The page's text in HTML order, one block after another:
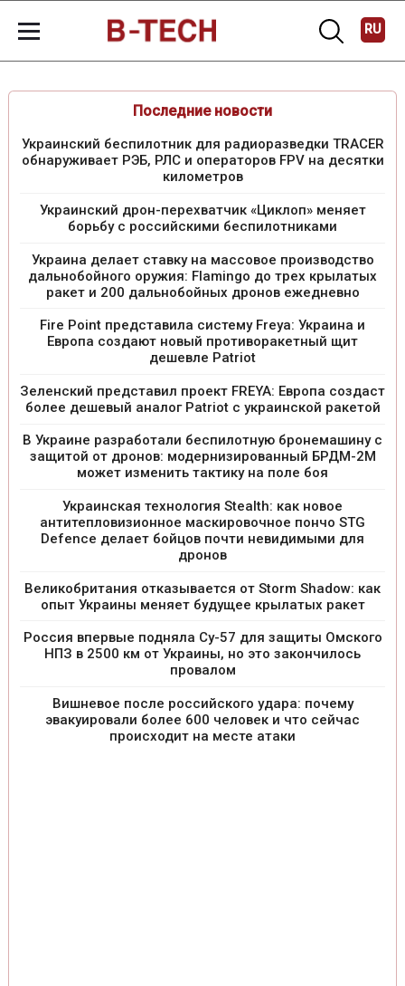
RU
Последние новости
Украинский беспилотник для радиоразведки TRACER
обнаруживает РЭБ, РЛС и операторов FPV на десятки
километров
Украинский дрон-перехватчик «Циклоп» меняет
борьбу с российскими беспилотниками
Украина делает ставку на массовое производство
дальнобойного оружия: Flamingo до трех крылатых
ракет и 200 дальнобойных дронов ежедневно
Fire Point представила систему Freya: Украина и
Европа создают новый противоракетный щит
дешевле Patriot
Зеленский представил проект FREYA: Европа создаст
более дешевый аналог Patriot с украинской ракетой
В Украине разработали беспилотную бронемашину с
защитой от дронов: модернизированный БРДМ-2М
может изменить тактику на поле боя
Украинская технология Stealth: как новое
антитепловизионное маскировочное пончо STG
Defence делает бойцов почти невидимыми для
дронов
Великобритания отказывается от Storm Shadow: как
опыт Украины меняет будущее крылатых ракет
Россия впервые подняла Су-57 для защиты Омского
НПЗ в 2500 км от Украины, но это закончилось
провалом
Вишневое после российского удара: почему
эвакуировали более 600 человек и что сейчас
происходит на месте атаки